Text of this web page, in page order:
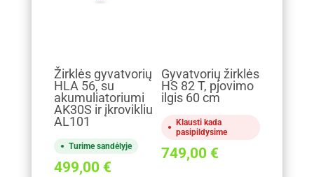
Žirklės gyvatvorių
HLA 56, su
akumuliatoriumi
AK30S ir įkrovikliu
AL101
Turime sandėlyje
499,00 €
Gyvatvorių žirklės
HS 82 T, pjovimo
ilgis 60 cm
Klausti kada
pasipildysime
749,00 €